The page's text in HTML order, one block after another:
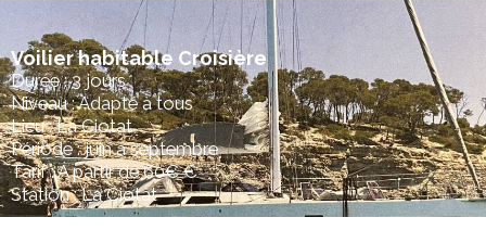
Voilier habitable Croisière
Durée : 3 jours
Niveau : Adapté à tous
Lieu : La Ciotat
Période : juin à septembre
Tarif : A partir de 60€ €
Station : La Ciotat